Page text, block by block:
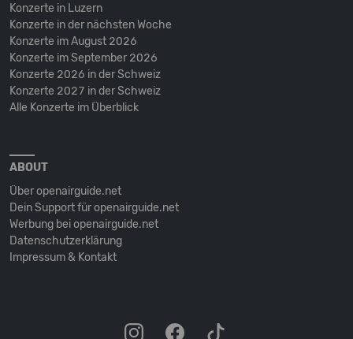
Konzerte in Luzern
Konzerte in der nächsten Woche
Konzerte im August 2026
Konzerte im September 2026
Konzerte 2026 in der Schweiz
Konzerte 2027 in der Schweiz
Alle Konzerte im Überblick
ABOUT
Über openairguide.net
Dein Support für openairguide.net
Werbung bei openairguide.net
Datenschutz­erklärung
Impressum & Kontakt